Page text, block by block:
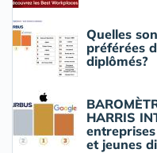
Quelles
préférées
diplômés?
HARRIS
et jeunes